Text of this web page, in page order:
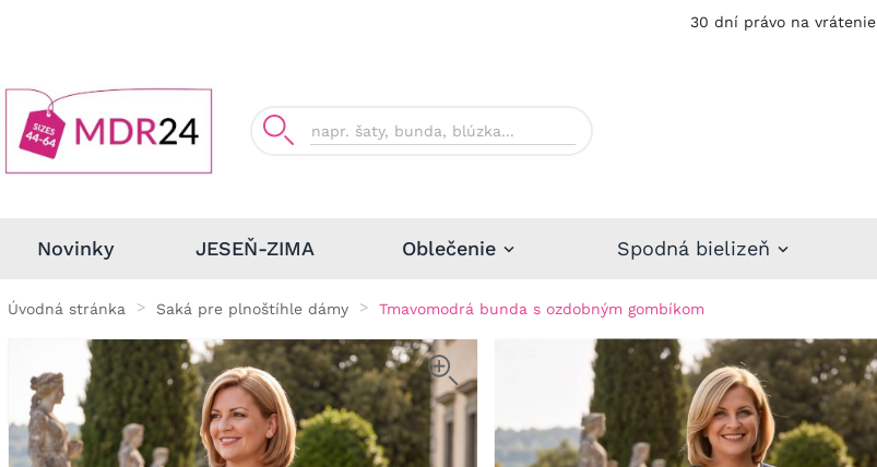
30 dní právo na vrátenie
Novinky JESEŇ-ZIMA Oblečenie Spodná bielizeň
Úvodná stránka Saká pre plnoštíhle dámy Tmavomodrá bunda s ozdobným gombíkom